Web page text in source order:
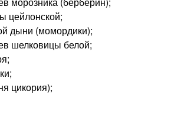
цейлонской;
дыни (момордики);
шелковицы белой;
цикория);